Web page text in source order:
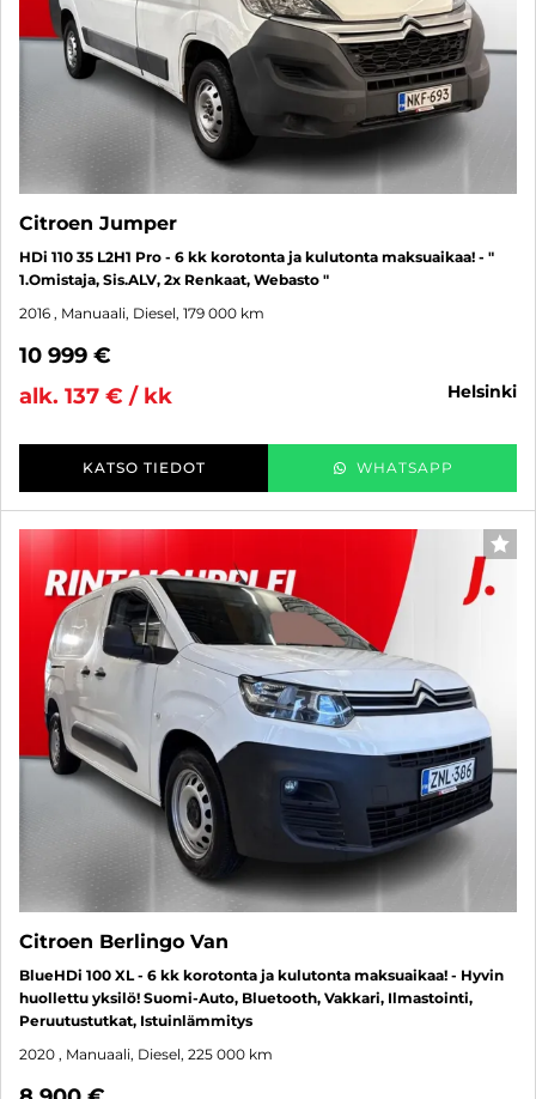
Citroen Jumper
HDi 110 35 L2H1 Pro - 6 kk korotonta ja kulutonta maksuaikaa! - "
1.Omistaja, Sis.ALV, 2x Renkaat, Webasto "
2016 , Manuaali, Diesel, 179 000 km
10 999 €
alk. 137 € / kk
helsinki
KATSO TIEDOT WHATSAPP
Citroen Berlingo Van
BlueHDi 100 XL - 6 kk korotonta ja kulutonta maksuaikaa! - Hyvin
huollettu yksilö! Suomi-Auto, Bluetooth, Vakkari, Ilmastointi,
Peruutustutkat, Istuinlämmitys
2020 , Manuaali, Diesel, 225 000 km